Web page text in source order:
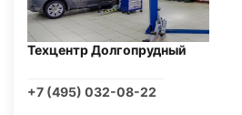
Техцентр Долгопрудный
+7 (495) 032-08-22